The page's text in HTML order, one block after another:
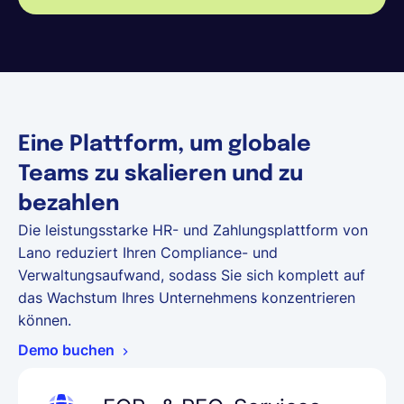
Eine Plattform, um globale
Teams zu skalieren und zu
bezahlen
Die leistungsstarke HR- und Zahlungsplattform von
Lano reduziert Ihren Compliance- und
Verwaltungsaufwand, sodass Sie sich komplett auf
das Wachstum Ihres Unternehmens konzentrieren
können.
Demo buchen